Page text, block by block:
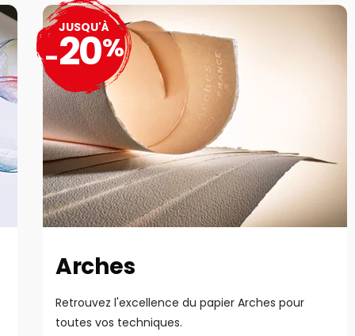
Arches
Retrouvez l'excellence du papier Arches pour
toutes vos techniques.
JUSQU'À
-20%